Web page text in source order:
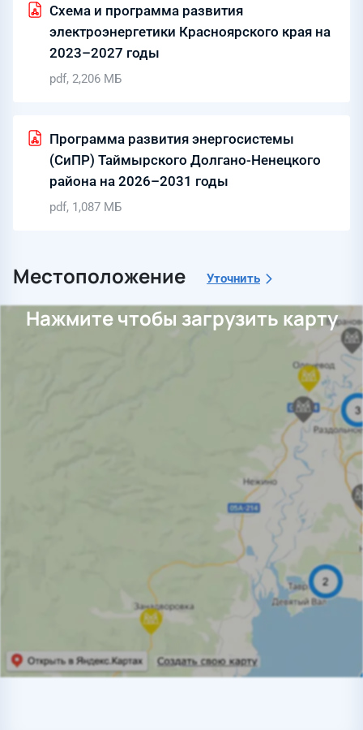
Схема и программа развития
электроэнергетики Красноярского края на
2023–2027 годы
pdf, 2,206 МБ
Программа развития энергосистемы
(СиПР) Таймырского Долгано-Ненецкого
района на 2026–2031 годы
pdf, 1,087 МБ
Местоположение Уточнить
Нажмите чтобы загрузить карту